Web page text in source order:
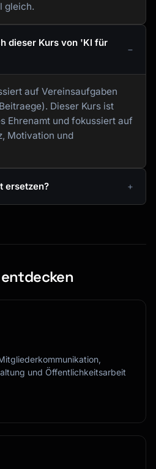
gleich.
dieser Kurs von 'KI für
auf Vereinsaufgaben
Dieser Kurs ist
Ehrenamt und fokussiert auf
Motivation und
ersetzen?
und Öffentlichkeitsarbeit